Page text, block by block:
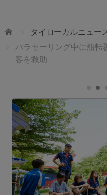
ホーム
タイローカルニュー
パラセーリング中に船
客を救助